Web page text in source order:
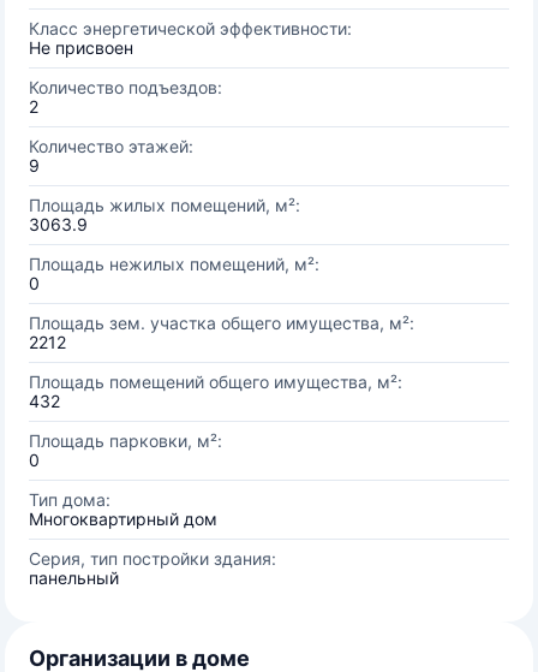
Класс энергетической эффективности:
Не присвоен
Количество подъездов:
2
Количество этажей:
9
Площадь жилых помещений, м²:
3063.9
Площадь нежилых помещений, м²:
0
Площадь зем. участка общего имущества, м²:
2212
Площадь помещений общего имущества, м²:
432
Площадь парковки, м²:
0
Тип дома:
Многоквартирный дом
Серия, тип постройки здания:
панельный
Организации в доме